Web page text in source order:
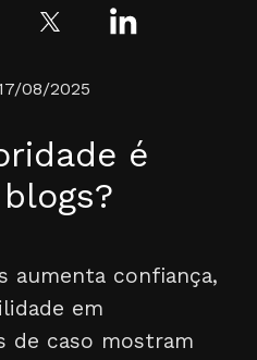
08/2025
é
aumenta confiança,
em
de caso mostram